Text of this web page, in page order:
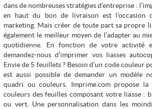
dans de nombreuses stratégies d’entreprise :
en haut du bon de livraison est l’occasion
marketing. Mais créer de toute part sa propre
également le meilleur moyen de l’adapter au
quotidienne. En fonction de votre activité
demandez-nous d’imprimer vos liasses
Envie de 5 feuillets ? Besoin d’un code couleur
est aussi possible de demander un modèle
quadri ou couleurs. Imprime.com propose la
couleurs des feuilles composant votre liasse :
ou vert. Une personnalisation dans les